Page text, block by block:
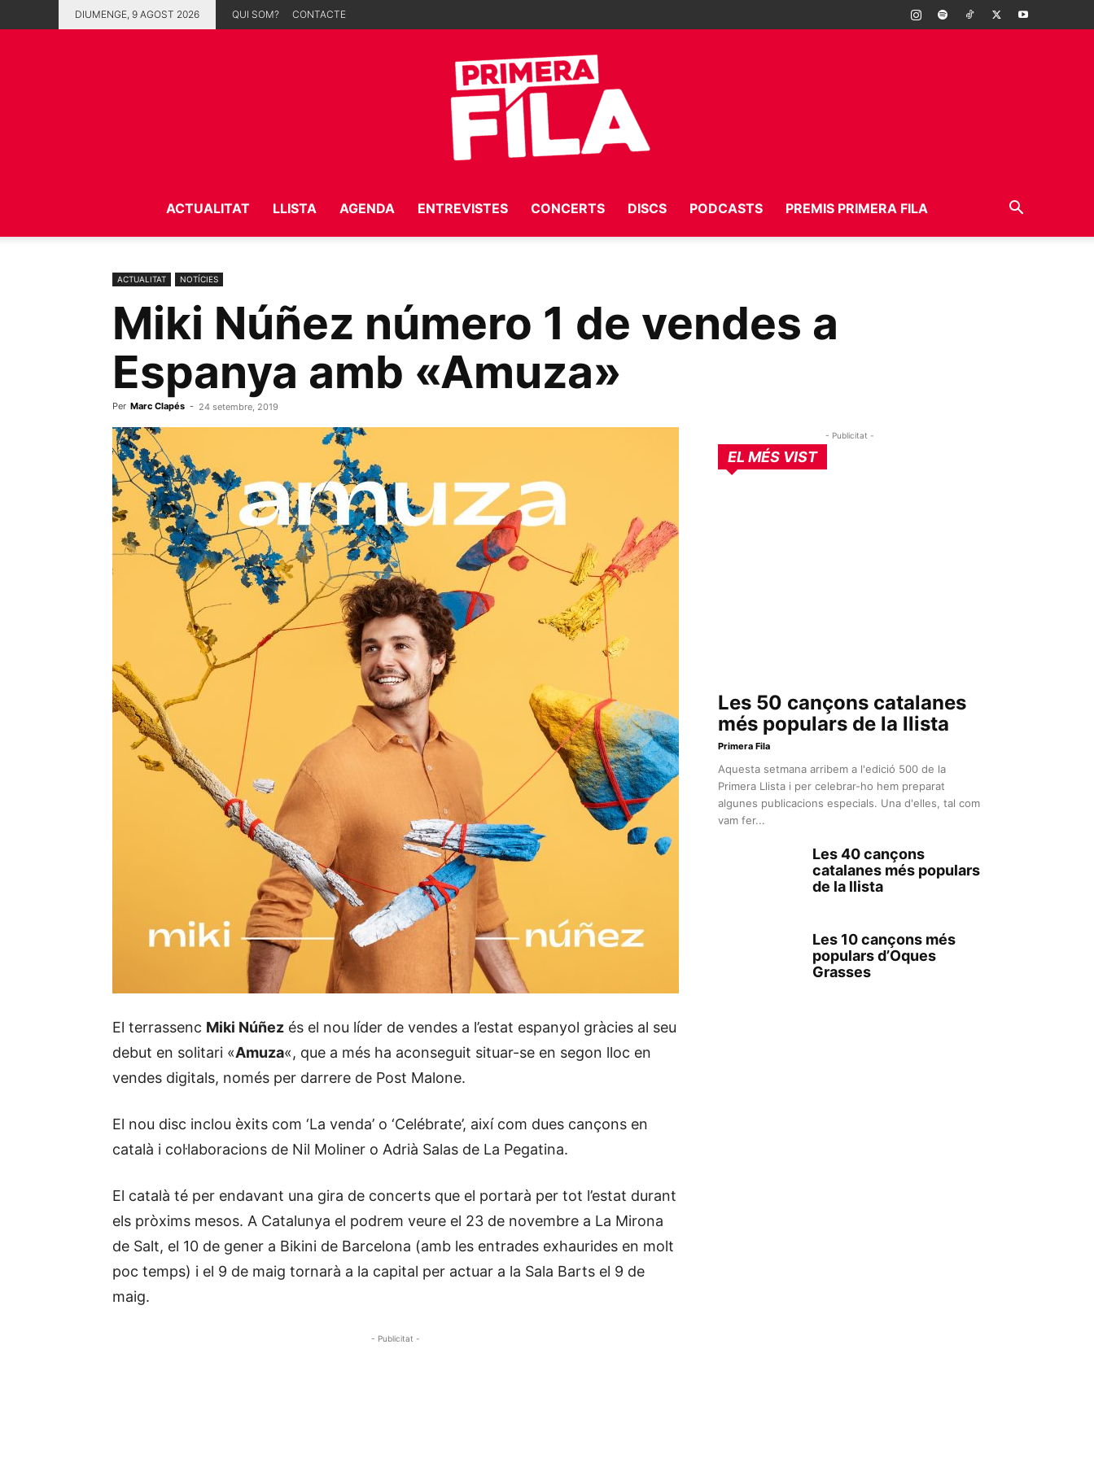
DIUMENGE, 9 AGOST 2026 QUI SOM? CONTACTE
Fila
ACTUALITAT LLISTA AGENDA ENTREVISTES CONCERTS DISCS PODCASTS PREMIS PRIMERA FILA
ACTUALITAT NOTÍCIES
Miki Núñez número 1 de vendes a
Espanya amb «Amuza»
Per Marc Clapés - 24 setembre, 2019
El terrassenc Miki Núñez és el nou líder de vendes a l’estat espanyol gràcies al seu
debut en solitari «Amuza«, que a més ha aconseguit situar-se en segon lloc en
vendes digitals, només per darrere de Post Malone.
El nou disc inclou èxits com ‘La venda’ o ‘Celébrate’, així com dues cançons en
català i col·laboracions de Nil Moliner o Adrià Salas de La Pegatina.
El català té per endavant una gira de concerts que el portarà per tot l’estat durant
els pròxims mesos. A Catalunya el podrem veure el 23 de novembre a La Mirona
de Salt, el 10 de gener a Bikini de Barcelona (amb les entrades exhaurides en molt
poc temps) i el 9 de maig tornarà a la capital per actuar a la Sala Barts el 9 de
maig.
- Publicitat -
- Publicitat -
EL MÉS VIST
Les 50 cançons catalanes
més populars de la llista
Primera Fila
Aquesta setmana arribem a l'edició 500 de la
Primera Llista i per celebrar-ho hem preparat
algunes publicacions especials. Una d'elles, tal com
vam fer...
Les 40 cançons
catalanes més populars
de la llista
Les 10 cançons més
populars d’Oques
Grasses